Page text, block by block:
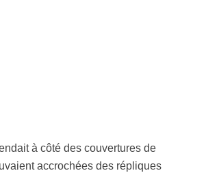
à côté des couvertures de
accrochées des répliques